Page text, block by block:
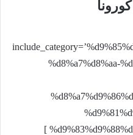
%d8%a7%d8%aa-